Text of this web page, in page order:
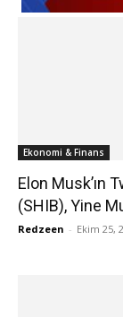
Ekonomi & Finans
Elon Musk’ın
(SHIB), Yine
Redzeen - Ekim 25,